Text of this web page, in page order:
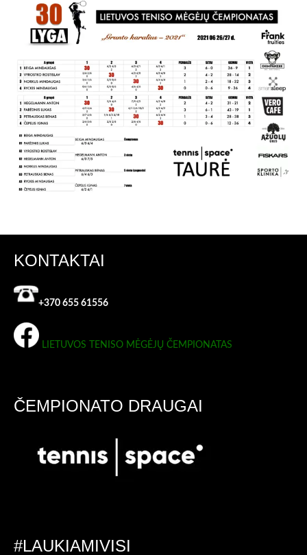
KONTAKTAI
+370 655 61556
LIETUVOS TENISO MĖGĖJŲ ČEMPIONATAS
ČEMPIONATO DRAUGAI
#LAUKIAMIVISI